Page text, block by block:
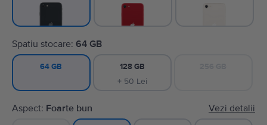
Spatiu stocare: 64 GB
64 GB 128 GB
+ 50 Lei
Aspect: Foarte bun Vezi detalii